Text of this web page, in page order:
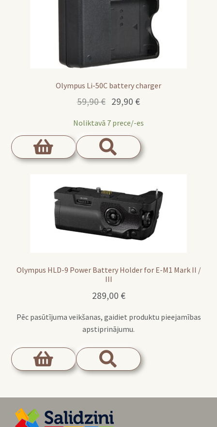
Olympus Li-50C battery charger
59,90€ Original
was:
59,90 €.
29,90 €Current
is:
Noliktavā 7 prece/-es
Olympus HLD-9 Power Battery Holder for E-M1 Mark II /
III
289,00 €
Pēc pasūtījuma veikšanas, gaidiet produktu pieejamības
apstiprinājumu.